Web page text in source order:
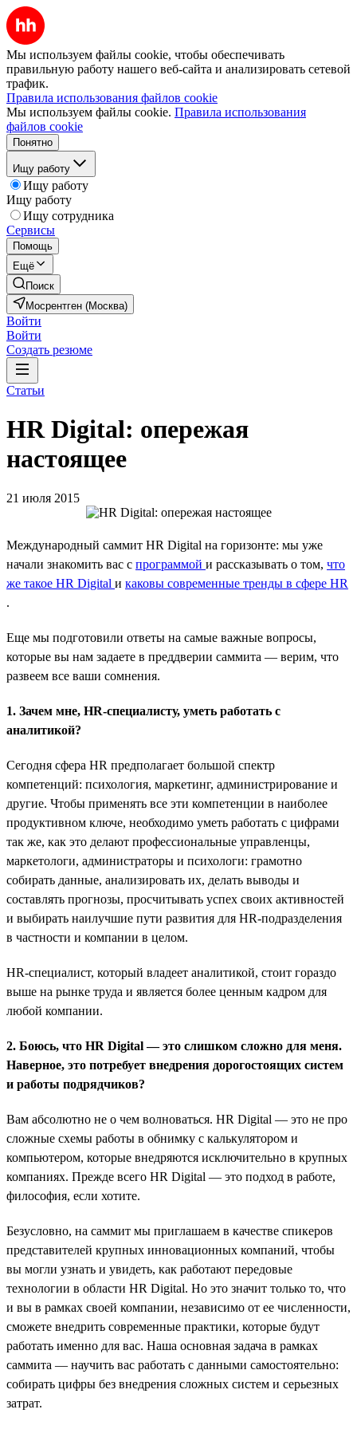
Мы используем файлы cookie, чтобы обеспечивать
правильную работу нашего веб-сайта и анализировать сетевой
трафик.
Правила использования файлов cookie
Мы используем файлы cookie. Правила использования
файлов cookie
Понятно
Ищу работу
Ищу работу
Ищу работу
Ищу сотрудника
Сервисы
Помощь
Ещё
Поиск
Мосрентген (Москва)
Войти
Войти
Создать резюме
Статьи
HR Digital: опережая
настоящее
21 июля 2015
Международный саммит HR Digital на горизонте: мы уже
начали знакомить вас с программой и рассказывать о том, что
же такое HR Digital и каковы современные тренды в сфере HR
.
Еще мы подготовили ответы на самые важные вопросы,
которые вы нам задаете в преддверии саммита — верим, что
развеем все ваши сомнения.
1. Зачем мне, HR-специалисту, уметь работать с
аналитикой?
Сегодня сфера HR предполагает большой спектр
компетенций: психология, маркетинг, администрирование и
другие. Чтобы применять все эти компетенции в наиболее
продуктивном ключе, необходимо уметь работать с цифрами
так же, как это делают профессиональные управленцы,
маркетологи, администраторы и психологи: грамотно
собирать данные, анализировать их, делать выводы и
составлять прогнозы, просчитывать успех своих активностей
и выбирать наилучшие пути развития для HR-подразделения
в частности и компании в целом.
HR-специалист, который владеет аналитикой, стоит гораздо
выше на рынке труда и является более ценным кадром для
любой компании.
2. Боюсь, что HR Digital — это слишком сложно для меня.
Наверное, это потребует внедрения дорогостоящих систем
и работы подрядчиков?
Вам абсолютно не о чем волноваться. HR Digital — это не про
сложные схемы работы в обнимку с калькулятором и
компьютером, которые внедряются исключительно в крупных
компаниях. Прежде всего HR Digital — это подход в работе,
философия, если хотите.
Безусловно, на саммит мы приглашаем в качестве спикеров
представителей крупных инновационных компаний, чтобы
вы могли узнать и увидеть, как работают передовые
технологии в области HR Digital. Но это значит только то, что
и вы в рамках своей компании, независимо от ее численности,
сможете внедрить современные практики, которые будут
работать именно для вас. Наша основная задача в рамках
саммита — научить вас работать с данными самостоятельно:
собирать цифры без внедрения сложных систем и серьезных
затрат.